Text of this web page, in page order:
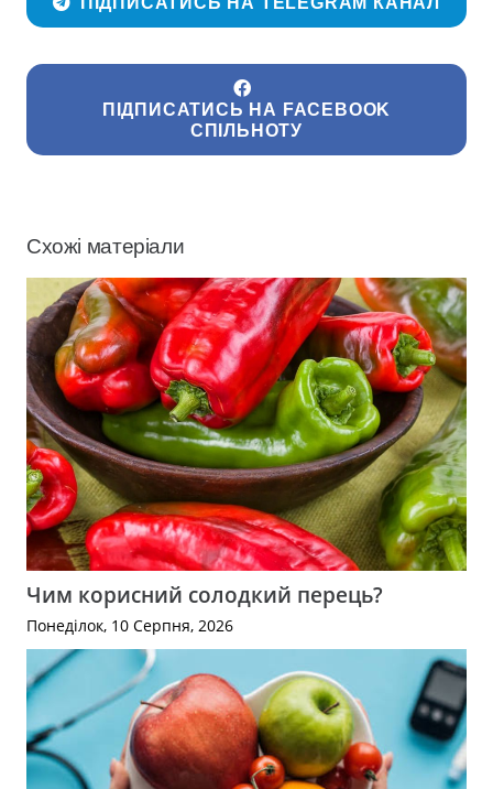
ПІДПИСАТИСЬ НА FACEBOOK
СПІЛЬНОТУ
Схожі матеріали
Чим корисний солодкий перець?
Понеділок, 10 Серпня, 2026